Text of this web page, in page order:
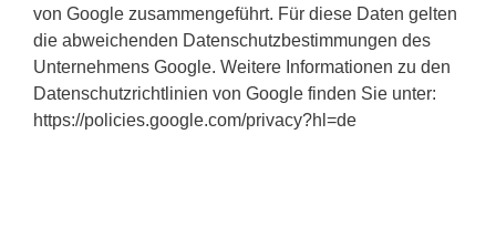
von Google zusammengeführt. Für diese Daten gelten
die abweichenden Datenschutzbestimmungen des
Unternehmens Google. Weitere Informationen zu den
Datenschutzrichtlinien von Google finden Sie unter:
https://policies.google.com/privacy?hl=de